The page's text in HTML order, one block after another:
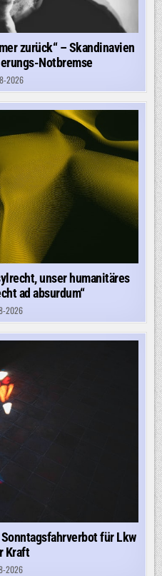
zurück“ – Skandinavien
Notbremse
2026
unser humanitäres
ad absurdum“
2026
für Lkw
Kraft
2026